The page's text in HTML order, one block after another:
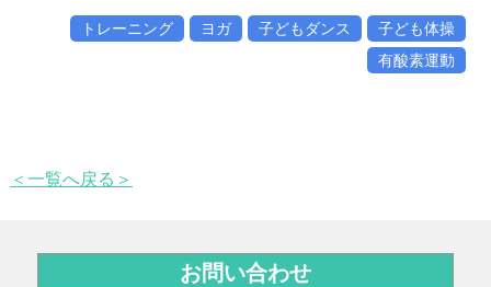
トレーニング ヨガ 子どもダンス
子ども体操
有酸素運動
＜一覧へ戻る＞
お問い合わせ